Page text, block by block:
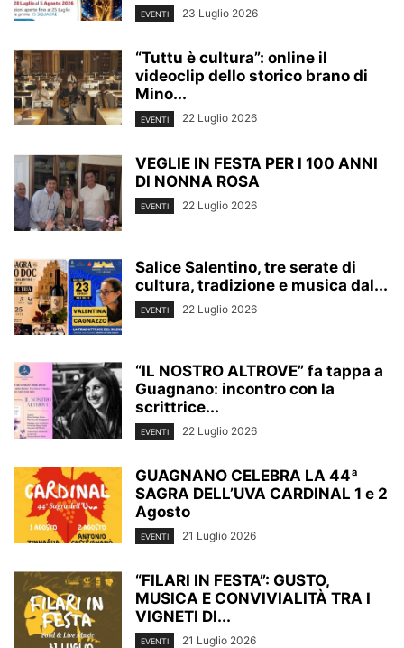
EVENTI 23 Luglio 2026
“Tuttu è cultura”: online il
videoclip dello storico brano di
Mino...
EVENTI 22 Luglio 2026
VEGLIE IN FESTA PER I 100 ANNI
DI NONNA ROSA
EVENTI 22 Luglio 2026
Salice Salentino, tre serate di
cultura, tradizione e musica dal...
EVENTI 22 Luglio 2026
“IL NOSTRO ALTROVE” fa tappa a
Guagnano: incontro con la
scrittrice...
EVENTI 22 Luglio 2026
GUAGNANO CELEBRA LA 44ª
SAGRA DELL’UVA CARDINAL 1 e 2
Agosto
EVENTI 21 Luglio 2026
“FILARI IN FESTA”: GUSTO,
MUSICA E CONVIVIALITÀ TRA I
VIGNETI DI...
EVENTI 21 Luglio 2026